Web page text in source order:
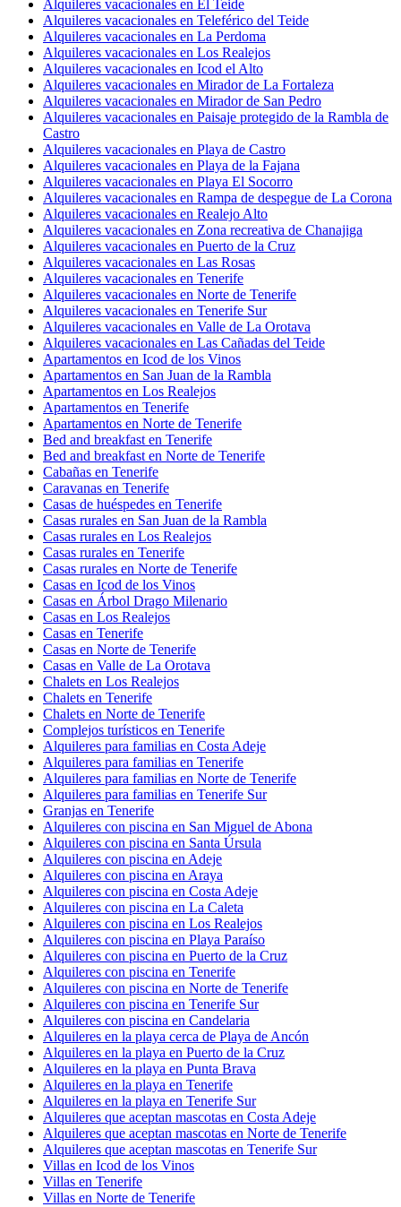
Alquileres vacacionales en El Teide
Alquileres vacacionales en Teleférico del Teide
Alquileres vacacionales en La Perdoma
Alquileres vacacionales en Los Realejos
Alquileres vacacionales en Icod el Alto
Alquileres vacacionales en Mirador de La Fortaleza
Alquileres vacacionales en Mirador de San Pedro
Alquileres vacacionales en Paisaje protegido de la Rambla de
Castro
Alquileres vacacionales en Playa de Castro
Alquileres vacacionales en Playa de la Fajana
Alquileres vacacionales en Playa El Socorro
Alquileres vacacionales en Rampa de despegue de La Corona
Alquileres vacacionales en Realejo Alto
Alquileres vacacionales en Zona recreativa de Chanajiga
Alquileres vacacionales en Puerto de la Cruz
Alquileres vacacionales en Las Rosas
Alquileres vacacionales en Tenerife
Alquileres vacacionales en Norte de Tenerife
Alquileres vacacionales en Tenerife Sur
Alquileres vacacionales en Valle de La Orotava
Alquileres vacacionales en Las Cañadas del Teide
Apartamentos en Icod de los Vinos
Apartamentos en San Juan de la Rambla
Apartamentos en Los Realejos
Apartamentos en Tenerife
Apartamentos en Norte de Tenerife
Bed and breakfast en Tenerife
Bed and breakfast en Norte de Tenerife
Cabañas en Tenerife
Caravanas en Tenerife
Casas de huéspedes en Tenerife
Casas rurales en San Juan de la Rambla
Casas rurales en Los Realejos
Casas rurales en Tenerife
Casas rurales en Norte de Tenerife
Casas en Icod de los Vinos
Casas en Árbol Drago Milenario
Casas en Los Realejos
Casas en Tenerife
Casas en Norte de Tenerife
Casas en Valle de La Orotava
Chalets en Los Realejos
Chalets en Tenerife
Chalets en Norte de Tenerife
Complejos turísticos en Tenerife
Alquileres para familias en Costa Adeje
Alquileres para familias en Tenerife
Alquileres para familias en Norte de Tenerife
Alquileres para familias en Tenerife Sur
Granjas en Tenerife
Alquileres con piscina en San Miguel de Abona
Alquileres con piscina en Santa Úrsula
Alquileres con piscina en Adeje
Alquileres con piscina en Araya
Alquileres con piscina en Costa Adeje
Alquileres con piscina en La Caleta
Alquileres con piscina en Los Realejos
Alquileres con piscina en Playa Paraíso
Alquileres con piscina en Puerto de la Cruz
Alquileres con piscina en Tenerife
Alquileres con piscina en Norte de Tenerife
Alquileres con piscina en Tenerife Sur
Alquileres con piscina en Candelaria
Alquileres en la playa cerca de Playa de Ancón
Alquileres en la playa en Puerto de la Cruz
Alquileres en la playa en Punta Brava
Alquileres en la playa en Tenerife
Alquileres en la playa en Tenerife Sur
Alquileres que aceptan mascotas en Costa Adeje
Alquileres que aceptan mascotas en Norte de Tenerife
Alquileres que aceptan mascotas en Tenerife Sur
Villas en Icod de los Vinos
Villas en Tenerife
Villas en Norte de Tenerife